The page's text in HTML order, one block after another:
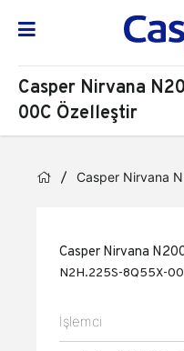
Casper Nirvana
00C Özelleştir
Casper Nirvana
Casper Nirvana
N2H.225S-8Q55X-
İşlemci